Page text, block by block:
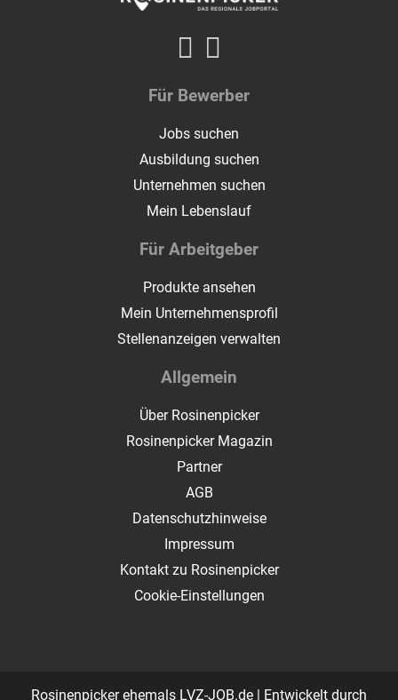
Für Bewerber
Jobs suchen
Ausbildung suchen
Unternehmen suchen
Mein Lebenslauf
Für Arbeitgeber
Produkte ansehen
Mein Unternehmensprofil
Stellenanzeigen verwalten
Allgemein
Über Rosinenpicker
Rosinenpicker Magazin
Partner
AGB
Datenschutzhinweise
Impressum
Kontakt zu Rosinenpicker
Cookie-Einstellungen
Rosinenpicker ehemals LVZ-JOB.de | Entwickelt durch